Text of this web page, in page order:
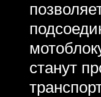
станут